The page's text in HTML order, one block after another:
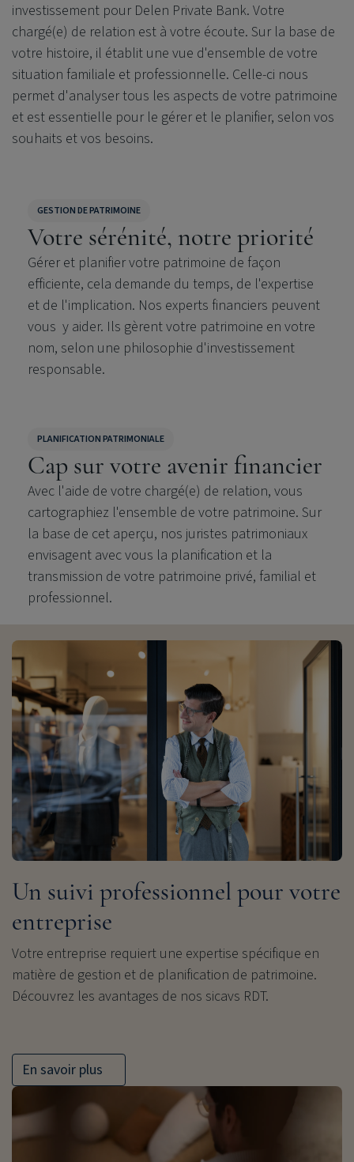
investissement pour Delen Private Bank. Votre
chargé(e) de relation est à votre écoute. Sur la base de
votre histoire, il établit une vue d'ensemble de votre
situation familiale et professionnelle. Celle-ci nous
permet d'analyser tous les aspects de votre patrimoine
et est essentielle pour le gérer et le planifier, selon vos
souhaits et vos besoins.
GESTION DE PATRIMOINE
Votre sérénité, notre priorité
Gérer et planifier votre patrimoine de façon
efficiente, cela demande du temps, de l'expertise
et de l'implication. Nos experts financiers peuvent
vous y aider. Ils gèrent votre patrimoine en votre
nom, selon une philosophie d'investissement
responsable.
PLANIFICATION PATRIMONIALE
Cap sur votre avenir financier
Avec l'aide de votre chargé(e) de relation, vous
cartographiez l'ensemble de votre patrimoine. Sur
la base de cet aperçu, nos juristes patrimoniaux
envisagent avec vous la planification et la
transmission de votre patrimoine privé, familial et
professionnel.
Un suivi professionnel pour votre
entreprise
Votre entreprise requiert une expertise spécifique en
matière de gestion et de planification de patrimoine.
Découvrez les avantages de nos sicavs RDT.
En savoir plus